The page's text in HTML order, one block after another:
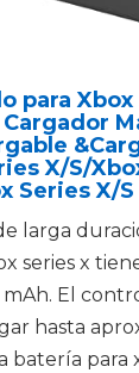
para Xbox
X/S/
Series X/S
larga
series x
mAh. El
hasta
batería